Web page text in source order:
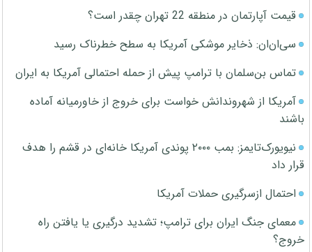
قیمت آپارتمان در منطقه 22 تهران چقدر است؟
سی‌ان‌ان: ذخایر موشکی آمریکا به سطح خطرناک رسید
تماس بن‌سلمان با ترامپ پیش از حمله احتمالی آمریکا به ایران
آمریکا از شهروندانش خواست برای خروج از خاورمیانه آماده
باشند
نیویورک‌تایمز: بمب ۲۰۰۰ پوندی آمریکا خانه‌ای در قشم را هدف
قرار داد
احتمال ازسرگیری حملات آمریکا
معمای جنگ ایران برای ترامپ؛ تشدید درگیری یا یافتن راه
خروج؟